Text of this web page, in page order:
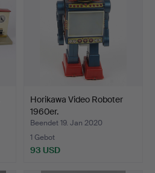
Horikawa Video Roboter
1960er.
Beendet 19. Jan 2020
1 Gebot
93 USD